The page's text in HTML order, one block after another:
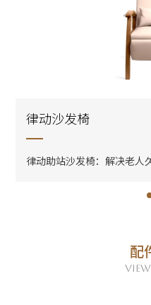
律动沙发椅
律动助站沙发椅：解决老人
配